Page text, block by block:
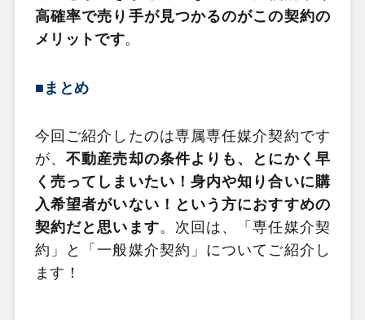
高確率で売り手が見つかるのがこの契約の
メリットです。
■まとめ
今回ご紹介したのは専属専任媒介契約です
が、不動産売却の条件よりも、とにかく早
く売ってしまいたい！身内や知り合いに購
入希望者がいない！という方におすすめの
契約だと思います。次回は、「専任媒介契
約」と「一般媒介契約」についてご紹介し
ます！